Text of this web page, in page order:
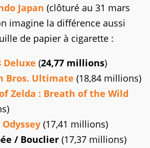
Japan (clôturé au 31 mars
imagine la différence aussi
de papier à cigarette :
Deluxe (24,77 millions)
Bros. Ultimate (18,84 millions)
Zelda : Breath of the Wild
(17,41 millions)
/ Bouclier (17,37 millions)